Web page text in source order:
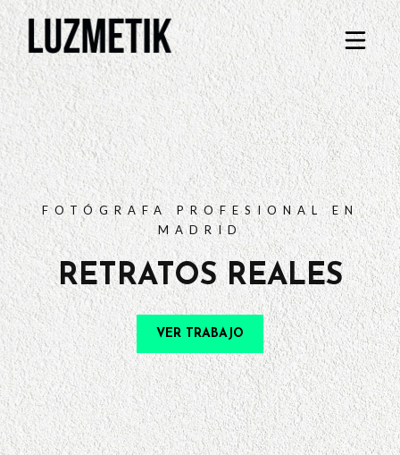
TARIFAS
PREGUNTAS FRECUENTES
CONTACTO
FOTÓGRAFA PROFESIONAL EN
MADRID
RETRATOS REALES
VER TRABAJO